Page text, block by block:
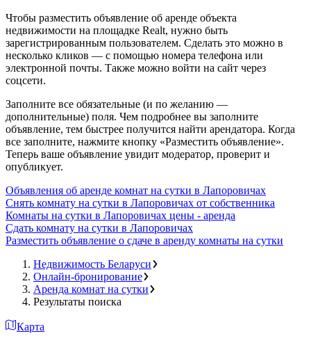
Чтобы разместить объявление об аренде объекта
недвижимости на площадке Realt, нужно быть
зарегистрированным пользователем. Сделать это можно в
несколько кликов — с помощью номера телефона или
электронной почты. Также можно войти на сайт через
соцсети.
Заполните все обязательные (и по желанию —
дополнительные) поля. Чем подробнее вы заполните
объявление, тем быстрее получится найти арендатора. Когда
все заполните, нажмите кнопку «Разместить объявление».
Теперь ваше объявление увидит модератор, проверит и
опубликует.
Объявления об аренде комнат на сутки в Лапоровичах
Снять комнату на сутки в Лапоровичах от собственника
Комнаты на сутки в Лапоровичах цены - аренда
Сдать комнату на сутки в Лапоровичах
Разместить объявление о сдаче в аренду комнаты на сутки
Недвижимость Беларуси
Онлайн-бронирование
Аренда комнат на сутки
Результаты поиска
Карта